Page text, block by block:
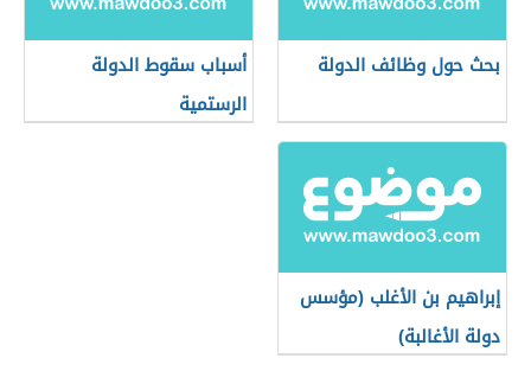
بحث حول وظائف الدولة
أسباب سقوط الدولة
الرستمية
إبراهيم بن الأغلب (مؤسس
دولة الأغالبة)